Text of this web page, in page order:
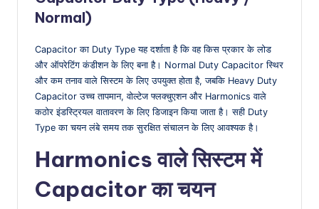
Normal)
Capacitor का Duty Type यह दर्शाता है कि वह किस प्रकार के लोड
और ऑपरेटिंग कंडीशन के लिए बना है। Normal Duty Capacitor स्थिर
और कम तनाव वाले सिस्टम के लिए उपयुक्त होता है, जबकि Heavy Duty
Capacitor उच्च तापमान, वोल्टेज फ्लक्चुएशन और Harmonics वाले
कठोर इंडस्ट्रियल वातावरण के लिए डिजाइन किया जाता है। सही Duty
Type का चयन लंबे समय तक सुरक्षित संचालन के लिए आवश्यक है।
Harmonics वाले सिस्टम में
Capacitor का चयन